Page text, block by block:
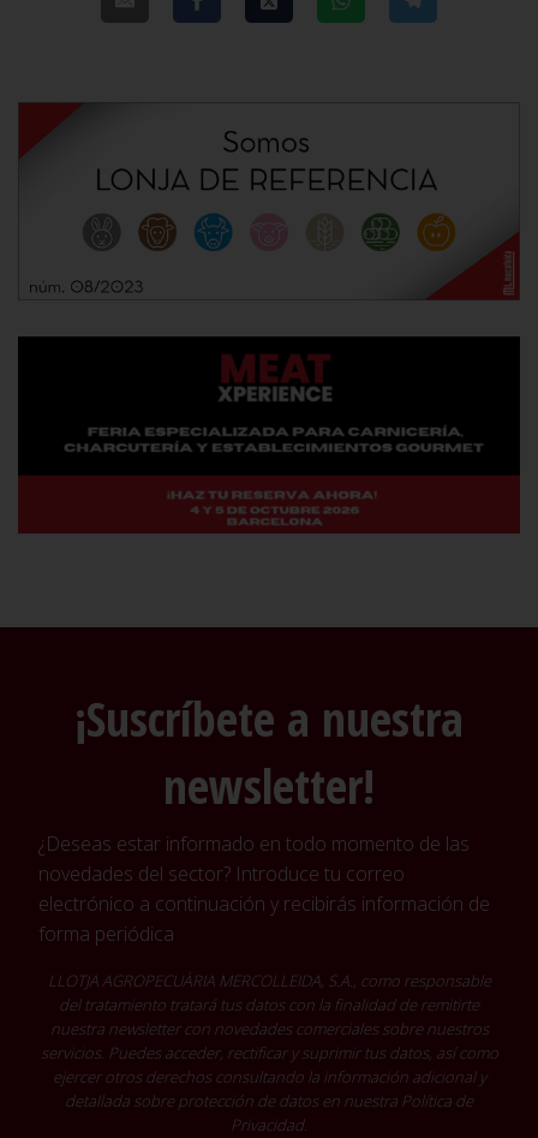
¡Suscríbete a nuestra
newsletter!
¿Deseas estar informado en todo momento de las
novedades del sector? Introduce tu correo
electrónico a continuación y recibirás información de
forma periódica
LLOTJA AGROPECUÀRIA MERCOLLEIDA, S.A., como responsable
del tratamiento tratará tus datos con la finalidad de remitirte
nuestra newsletter con novedades comerciales sobre nuestros
servicios. Puedes acceder, rectificar y suprimir tus datos, así como
ejercer otros derechos consultando la información adicional y
detallada sobre protección de datos en nuestra Política de
Privacidad.